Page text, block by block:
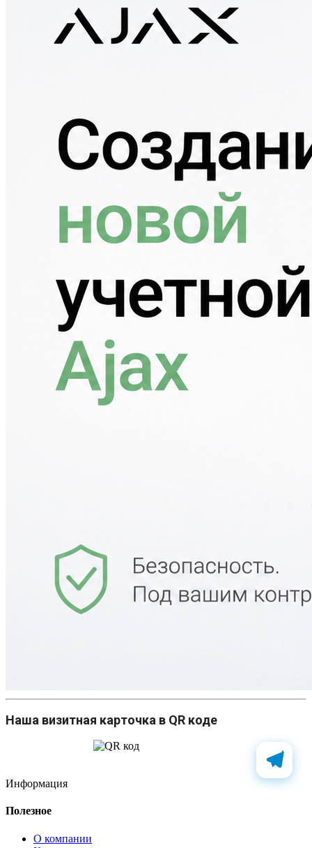
Наша визитная карточка в QR коде
Информация
Полезное
О компании